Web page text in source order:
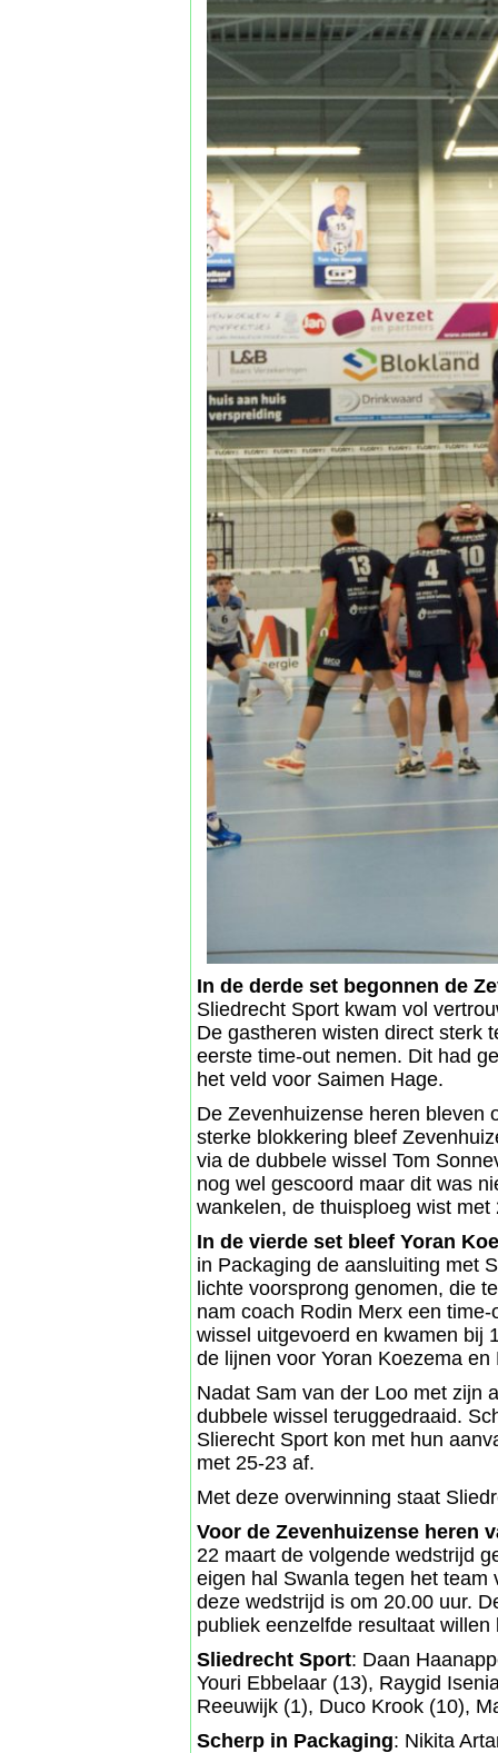
In de derde set begonnen de
Sliedrecht Sport kwam vol
De gastheren wisten direct sterk
eerste time-out nemen. Dit had
het veld voor Saimen Hage.
De Zevenhuizense heren bleven
sterke blokkering bleef
via de dubbele wissel Tom
nog wel gescoord maar dit was
wankelen, de thuisploeg wist
In de vierde set bleef Yoran
in Packaging de aansluiting met
lichte voorsprong genomen, die
nam coach Rodin Merx een
wissel uitgevoerd en kwamen bij
de lijnen voor Yoran Koezema en
Nadat Sam van der Loo met zijn
dubbele wissel teruggedraaid.
Slierecht Sport kon met hun
met 25-23 af.
Met deze overwinning staat
Voor de Zevenhuizense heren
22 maart de volgende wedstrijd
eigen hal Swanla tegen het
deze wedstrijd is om 20.00 uur.
publiek eenzelfde resultaat
Sliedrecht Sport: Daan
Youri Ebbelaar (13), Raygid
Reeuwijk (1), Duco Krook (10),
Scherp in Packaging: Nikita